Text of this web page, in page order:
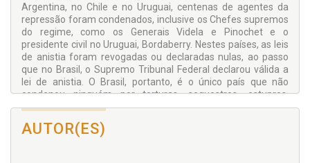
Argentina, no Chile e no Uruguai, centenas de agentes da
repressão foram condenados, inclusive os Chefes supremos
do regime, como os Generais Videla e Pinochet e o
presidente civil no Uruguai, Bordaberry. Nestes países, as leis
de anistia foram revogadas ou declaradas nulas, ao passo
que no Brasil, o Supremo Tribunal Federal declarou válida a
lei de anistia. O Brasil, portanto, é o único país que não
condenou ninguém por torturas, sequestros, estupros,
desaparecimentos forçados e assassinatos. Este livro busca
investigar as causas que permitiram ao sistema de justiça
brasileiro chancelar a impunidade dos agentes da repressão
AUTOR(ES)